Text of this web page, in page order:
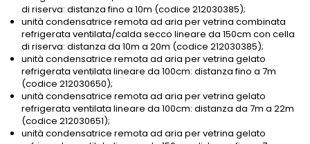
di riserva: distanza fino a 10m (codice 212030385);
unità condensatrice remota ad aria per vetrina combinata
refrigerata ventilata/calda secco lineare da 150cm con cella
di riserva: distanza da 10m a 20m (codice 212030385);
unità condensatrice remota ad aria per vetrina gelato
refrigerata ventilata lineare da 100cm: distanza fino a 7m
(codice 212030650);
unità condensatrice remota ad aria per vetrina gelato
refrigerata ventilata lineare da 100cm: distanza da 7m a 22m
(codice 212030651);
unità condensatrice remota ad aria per vetrina gelato